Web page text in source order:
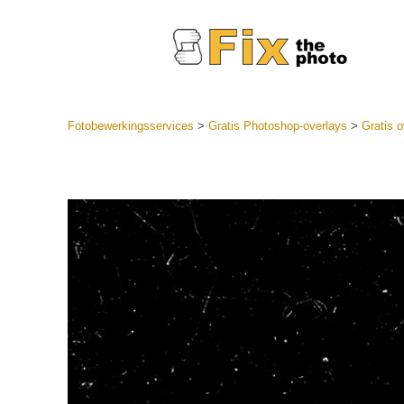
collecties
aanbieding
Mobiele
Fotobewerkingsservices > Gratis Photoshop-overlays > Gratis